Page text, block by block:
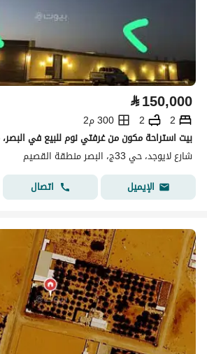
⃁150,000
2
2
300 م2
بيت استراحة مكون من غرفتي نوم للبيع في
شارع لايوجد، حي 33ج، البصر منطقة القصيم
الإيميل
اتصال